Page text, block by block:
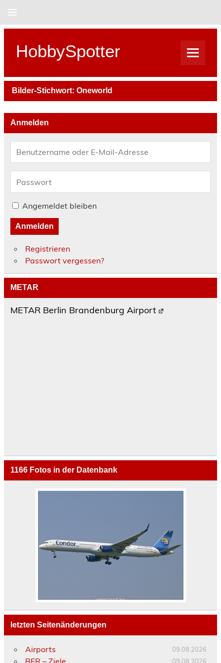
HobbySpotter
Bilder-Stichwort: Oneworld
Anmelden
Angemeldet bleiben
Anmelden
Registrieren
Passwort vergessen?
METAR
METAR Berlin Brandenburg Airport
1166Fotos in der Datenbank
letzten Seitenänderungen
Airports 09.08.2026
BER – Ziele 09.08.2026